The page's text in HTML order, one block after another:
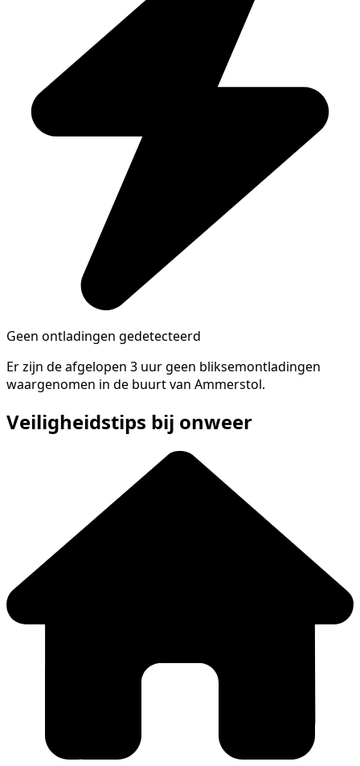
Geen ontladingen gedetecteerd
Er zijn de afgelopen 3 uur geen bliksemontladingen
waargenomen in de buurt van Ammerstol.
Veiligheidstips bij onweer